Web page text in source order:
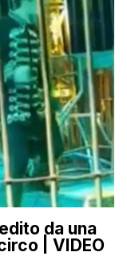
da una
| VIDEO